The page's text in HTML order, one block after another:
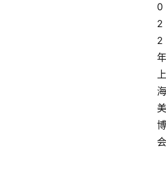
0
2
2
年
上
海
美
博
会